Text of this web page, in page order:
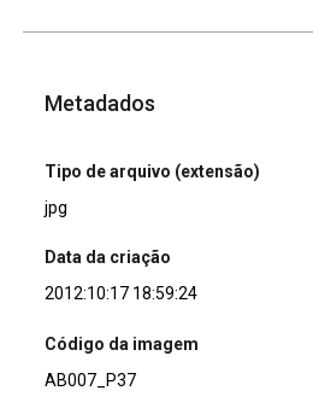
Metadados
Tipo de arquivo (extensão)
jpg
Data da criação
2012:10:17 18:59:24
Código da imagem
AB007_P37